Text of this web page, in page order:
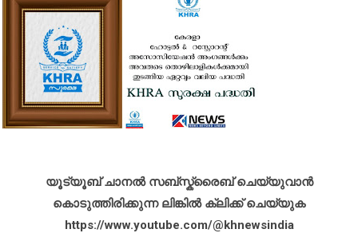
യൂട്യൂബ് ചാനൽ സബ്സ്ക്രൈബ് ചെയ്യുവാൻ
കൊടുത്തിരിക്കുന്ന ലിങ്കിൽ ക്ലിക്ക് ചെയ്യുക
https://www.youtube.com/@khnewsindia